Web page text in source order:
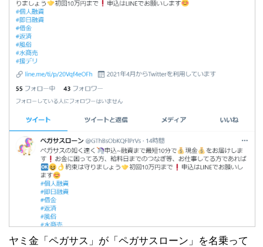
ヤミ金「ペガサス」が「ペガサスローン」を名乗って